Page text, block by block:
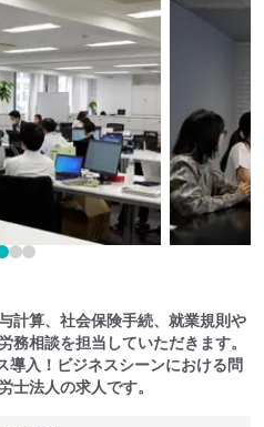
計算、社会保険手続、就業規則や
務相談を担当していただきます。
導入！ビジネスシーンにおける問
士法人の求人です。